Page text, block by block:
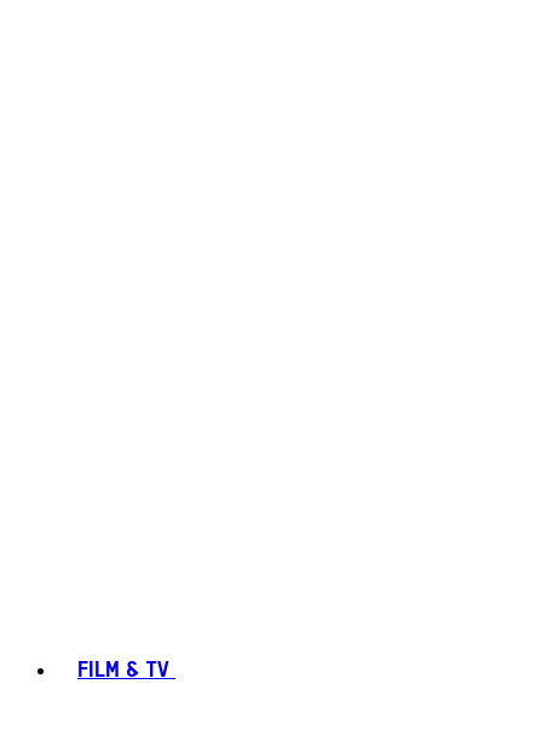
FILM & TV